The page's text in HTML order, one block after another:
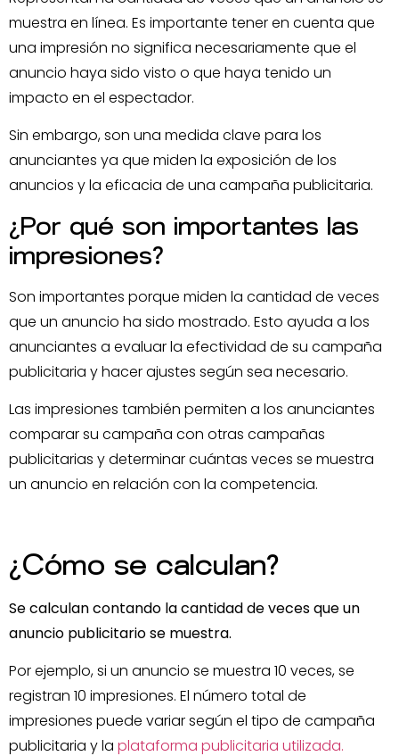
muestra en línea. Es importante tener en cuenta que
una impresión no significa necesariamente que el
anuncio haya sido visto o que haya tenido un
impacto en el espectador.
Sin embargo, son una medida clave para los
anunciantes ya que miden la exposición de los
anuncios y la eficacia de una campaña publicitaria.
¿Por qué son importantes las
impresiones?
Son importantes porque miden la cantidad de veces
que un anuncio ha sido mostrado. Esto ayuda a los
anunciantes a evaluar la efectividad de su campaña
publicitaria y hacer ajustes según sea necesario.
Las impresiones también permiten a los anunciantes
comparar su campaña con otras campañas
publicitarias y determinar cuántas veces se muestra
un anuncio en relación con la competencia.
¿Cómo se calculan?
Se calculan contando la cantidad de veces que un
anuncio publicitario se muestra.
Por ejemplo, si un anuncio se muestra 10 veces, se
registran 10 impresiones. El número total de
impresiones puede variar según el tipo de campaña
publicitaria y la plataforma publicitaria utilizada.